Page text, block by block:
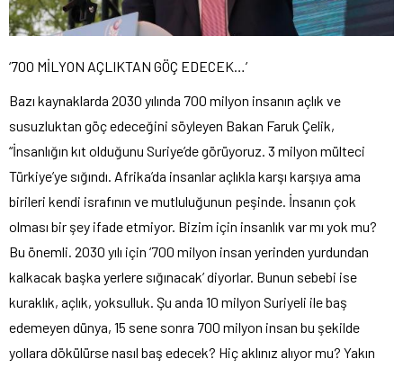
‘700 MİLYON AÇLIKTAN GÖÇ EDECEK…’
Bazı kaynaklarda 2030 yılında 700 milyon insanın açlık ve
susuzluktan göç edeceğini söyleyen Bakan Faruk Çelik,
“İnsanlığın kıt olduğunu Suriye’de görüyoruz. 3 milyon mülteci
Türkiye’ye sığındı. Afrika’da insanlar açlıkla karşı karşıya ama
birileri kendi israfının ve mutluluğunun peşinde. İnsanın çok
olması bir şey ifade etmiyor. Bizim için insanlık var mı yok mu?
Bu önemli. 2030 yılı için ‘700 milyon insan yerinden yurdundan
kalkacak başka yerlere sığınacak’ diyorlar. Bunun sebebi ise
kuraklık, açlık, yoksulluk. Şu anda 10 milyon Suriyeli ile baş
edemeyen dünya, 15 sene sonra 700 milyon insan bu şekilde
yollara dökülürse nasıl baş edecek? Hiç aklınız alıyor mu? Yakın